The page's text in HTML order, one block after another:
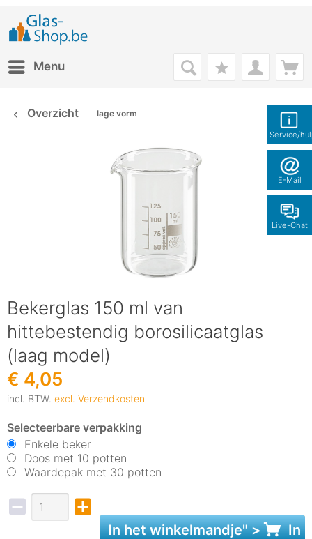
Service/
E-Mail
Live-Chat
Menu
Overzicht lage vorm
Bekerglas 150 ml van
hittebestendig borosilicaatglas
(laag model)
€ 4,05
incl. BTW. excl. Verzendkosten
Selecteerbare verpakking
Enkele beker
Doos met 10 potten
Waardepak met 30 potten
In hetwinkelmandje" > In